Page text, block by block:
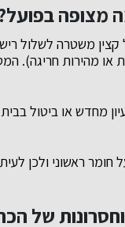
מצופה
משטרה לשלול
או מהירות חריגה).
מחדש או ביטול
ראשוני ולכן
וחסרונות של